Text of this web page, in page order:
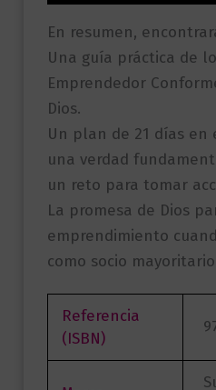
En resumen,
Una guía práctica de
Emprendedor
Dios.
Un plan de 21 días en
una verdad
un reto para tomar
La promesa de Dios
emprendimiento
como socio
Referencia
(ISBN)